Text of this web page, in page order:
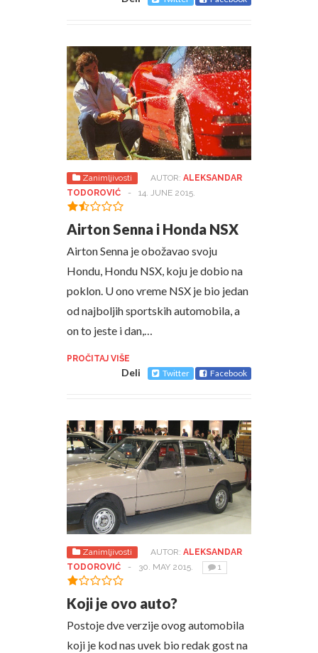
Zanimljivosti AUTOR: ALEKSANDAR
TODOROVIĆ
- 14. JUNE 2015.
Airton Senna i Honda NSX
Airton Senna je obožavao svoju
Hondu, Hondu NSX, koju je dobio na
poklon. U ono vreme NSX je bio jedan
od najboljih sportskih automobila, a
on to jeste i dan,…
PROČITAJ VIŠE
Deli Twitter Facebook
Zanimljivosti AUTOR: ALEKSANDAR
TODOROVIĆ
- 30. MAY 2015. 1
Koji je ovo auto?
Postoje dve verzije ovog automobila
koji je kod nas uvek bio redak gost na